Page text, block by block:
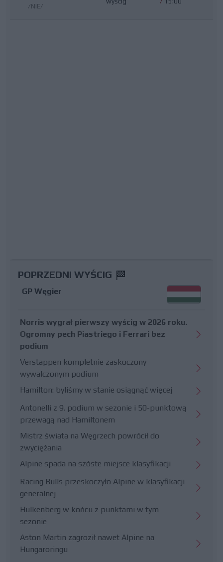
/NIE/
POPRZEDNI WYŚCIG
GP Węgier
Norris wygrał pierwszy wyścig w 2026 roku.
Ogromny pech Piastriego i Ferrari bez
podium
Verstappen kompletnie zaskoczony
wywalczonym podium
Hamilton: byliśmy w stanie osiągnąć więcej
Antonelli z 9. podium w sezonie i 50-punktową
przewagą nad Hamiltonem
Mistrz świata na Węgrzech powrócił do
zwyciężania
Alpine spada na szóste miejsce klasyfikacji
Racing Bulls przeskoczyło Alpine w klasyfikacji
generalnej
Hulkenberg w końcu z punktami w tym
sezonie
Aston Martin zagroził nawet Alpine na
Hungaroringu